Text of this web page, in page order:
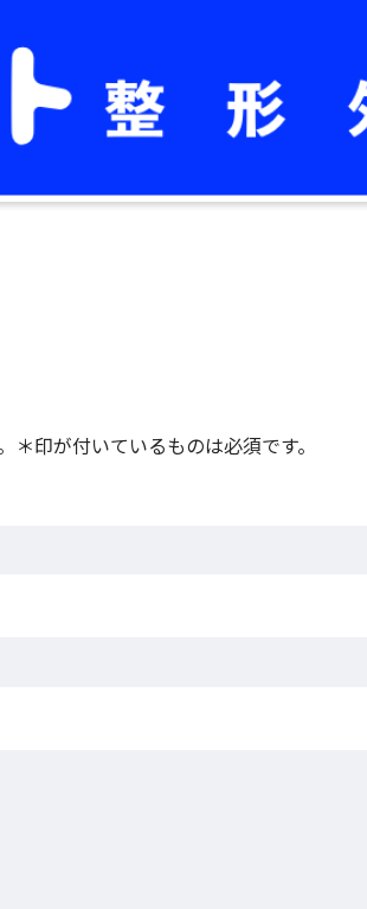
印が付いているものは必須です。